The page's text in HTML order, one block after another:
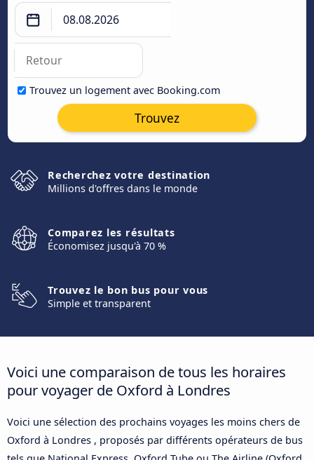
Trouvez un logement avec Booking.com
Trouvez
Recherchez votre destination
Millions d'offres dans le monde
Comparez les résultats
Économisez jusqu'à 70 %
Trouvez le bon bus pour vous
Simple et transparent
Voici une comparaison de tous les horaires
pour voyager de Oxford à Londres
Voici une sélection des prochains voyages les moins chers de
Oxford à Londres , proposés par différents opérateurs de bus